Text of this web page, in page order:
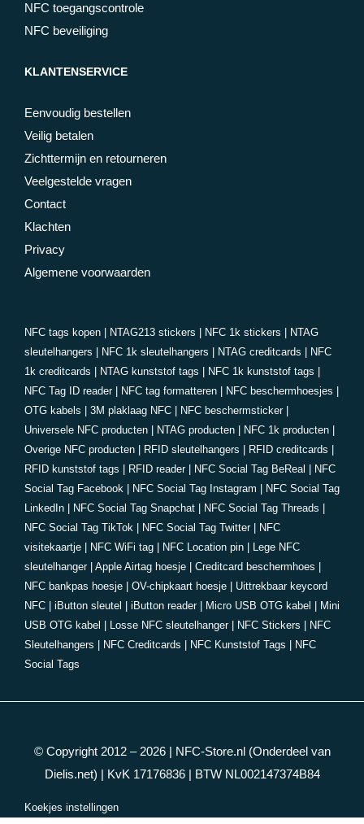
NFC toegangscontrole
NFC beveiliging
KLANTENSERVICE
Eenvoudig bestellen
Veilig betalen
Zichttermijn en retourneren
Veelgestelde vragen
Contact
Klachten
Privacy
Algemene voorwaarden
NFC tags kopen| NTAG213 stickers NFC 1k stickers
NTAG
sleutelhangers
NFC 1k sleutelhangers NTAG creditcards
NFC
1k creditcards
NTAG kunststof tags NFC 1k kunststof tags
NFC Tag ID reader| NFC tag formatteren| NFC beschermhoesjes
OTG kabels
3M plaklaag NFC| NFC beschermsticker|
Universele NFC producten| NTAG producten| NFC 1k producten|
Overige NFC producten| RFID sleutelhangers RFID creditcards
RFID kunststof tags
RFID reader| NFC Social Tag BeReal
NFC
Social Tag Facebook| NFC Social Tag Instagram
NFC Social Tag
LinkedIn| NFC Social Tag Snapchat| NFC Social Tag Threads
NFC Social Tag TikTok| NFC Social Tag Twitter|
NFC
visitekaartje| NFC WiFi tag| NFC Location pin|
Lege NFC
sleutelhanger| Apple Airtag hoesje| Creditcard beschermhoes
NFC bankpas hoesje| OV-chipkaart hoesje| Uittrekbaar keycord
NFC| iButton sleutel iButton reader| Micro USB OTG kabel
Mini
USB OTG kabel
Losse NFC sleutelhanger| NFC Stickers
NFC
Sleutelhangers
NFC Creditcards NFC Kunststof Tags
NFC
Social Tags
© Copyright 2012 – 2026 | NFC-Store.nl(Onderdeel van
Dielis.net) | KvK 17176836 | BTW NL002147374B84
Koekjes instellingen